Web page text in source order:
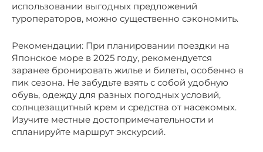
использовании выгодных предложений
туроператоров, можно существенно сэкономить.
Рекомендации: При планировании поездки на
Японское море в 2025 году, рекомендуется
заранее бронировать жилье и билеты, особенно в
пик сезона. Не забудьте взять с собой удобную
обувь, одежду для разных погодных условий,
солнцезащитный крем и средства от насекомых.
Изучите местные достопримечательности и
спланируйте маршрут экскурсий.